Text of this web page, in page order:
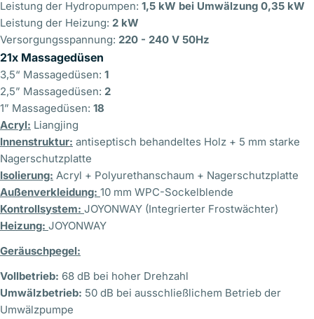
Leistung der Hydropumpen: 1,5 kW bei Umwälzung 0,35 kW
Leistung der Heizung: 2 kW
Versorgungsspannung: 220 - 240 V 50Hz
21x Massagedüsen
3,5“ Massagedüsen: 1
2,5” Massagedüsen: 2
1” Massagedüsen: 18
Acryl: Liangjing
Innenstruktur: antiseptisch behandeltes Holz + 5 mm starke
Nagerschutzplatte
Isolierung: Acryl + Polyurethanschaum + Nagerschutzplatte
Außenverkleidung: 10 mm WPC-Sockelblende
Kontrollsystem: JOYONWAY (Integrierter Frostwächter)
Heizung: JOYONWAY
Geräuschpegel:
Vollbetrieb: 68 dB bei hoher Drehzahl
Umwälzbetrieb: 50 dB bei ausschließlichem Betrieb der
Umwälzpumpe
Ihr
Telefon
Ihre
Nachricht
Die mit * gekennzeichneten Felder sind Pflichtfelder.
Nachricht senden